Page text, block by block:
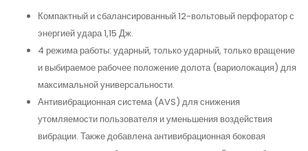
Компактный и сбалансированный 12-вольтовый перфоратор с
энергией удара 1,15 Дж.
4 режима работы: ударный, только ударный, только вращение
и выбираемое рабочее положение долота (вариолокация) для
максимальной универсальности.
Антивибрационная система (AVS) для снижения
утомляемости пользователя и уменьшения воздействия
вибрации. Также добавлена ​​антивибрационная боковая